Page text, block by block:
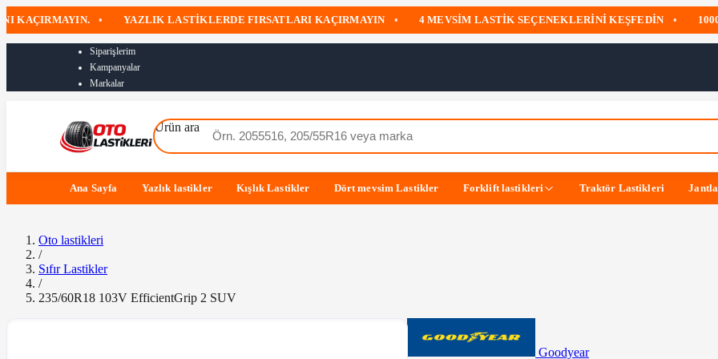
• YAZLIK LASTIKLERDE FIRSATLARI KAÇIRMAYIN • 4 MEVSIM LASTIK SEÇENEKLERINI KEŞFEDIN • 1000 TL
Siparişlerim
Kampanyalar
Markalar
Ürün ara
Ana Sayfa Yazlık lastikler Kışlık Lastikler Dört mevsim Lastikler Forklift lastikleri Traktör Lastikleri
Oto lastikleri
/
Sıfır Lastikler
/
235/60R18 103V EfficientGrip 2 SUV
Goodyear